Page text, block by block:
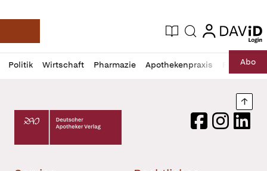
Deutsche Apotheker Zeitung
Aktuelle Ausgabe
Suche login
login
Politik Wirtschaft Pharmazie Apothekenpraxis RechtAbo
Profil
öffnen
Daz
Pur
Deutscher Apotheker Verlag Logo
FacebookInstagram